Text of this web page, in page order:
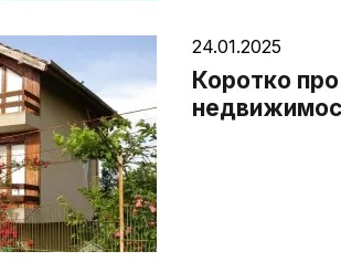
24.01.2025
Коротко